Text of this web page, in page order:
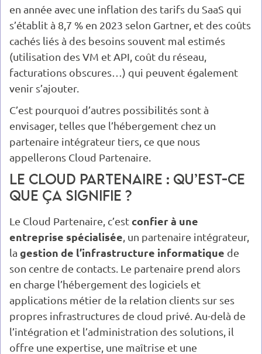
en année avec une inflation des tarifs du SaaS qui
s’établit à 8,7 % en 2023 selon Gartner, et des coûts
cachés liés à des besoins souvent mal estimés
(utilisation des VM et API, coût du réseau,
facturations obscures…) qui peuvent également
venir s’ajouter.
C’est pourquoi d’autres possibilités sont à
envisager, telles que l’hébergement chez un
partenaire intégrateur tiers, ce que nous
appellerons Cloud Partenaire.
Le Cloud Partenaire : qu’est-ce
que ça signifie ?
Le Cloud Partenaire, c’estconfier à une
entreprise spécialisée , un partenaire intégrateur,
la gestion de l’infrastructure informatique de
son centre de contacts. Le partenaire prend alors
en charge l’hébergement des logiciels et
applications métier de la relation clients sur ses
propres infrastructures de cloud privé. Au-delà de
l’intégration et l’administration des solutions, il
offre une expertise, une maîtrise et une